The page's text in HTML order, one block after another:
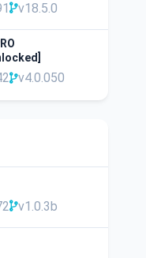
v18.5.0
v4.0.050
v1.0.3b